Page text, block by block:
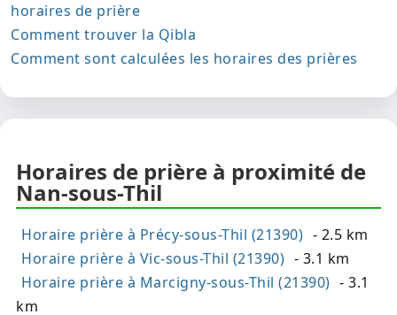
horaires de prière
Comment trouver la Qibla
Comment sont calculées les horaires des prières
Horaires de prière à proximité de
Nan-sous-Thil
Horaire prière à Précy-sous-Thil (21390) - 2.5 km
Horaire prière à Vic-sous-Thil (21390) - 3.1 km
Horaire prière à Marcigny-sous-Thil (21390) - 3.1
km